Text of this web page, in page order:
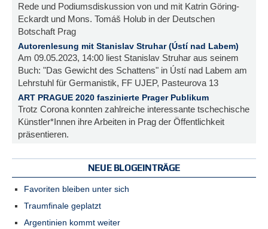
Rede und Podiumsdiskussion von und mit Katrin Göring-
Eckardt und Mons. Tomáš Holub in der Deutschen
Botschaft Prag
Autorenlesung mit Stanislav Struhar (Ústí nad Labem)
Am 09.05.2023, 14:00 liest Stanislav Struhar aus seinem
Buch: "Das Gewicht des Schattens" in Ústí nad Labem am
Lehrstuhl für Germanistik, FF UJEP, Pasteurova 13
ART PRAGUE 2020 faszinierte Prager Publikum
Trotz Corona konnten zahlreiche interessante tschechische
Künstler*Innen ihre Arbeiten in Prag der Öffentlichkeit
präsentieren.
NEUE BLOGEINTRÄGE
Favoriten bleiben unter sich
Traumfinale geplatzt
Argentinien kommt weiter